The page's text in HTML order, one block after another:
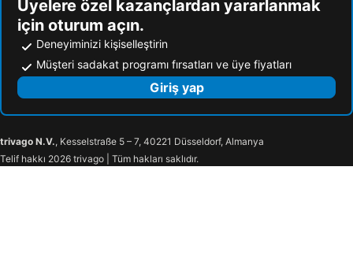
Üyelere özel kazançlardan yararlanmak
için oturum açın.
Deneyiminizi kişiselleştirin
Müşteri sadakat programı fırsatları ve üye fiyatları
Giriş yap
trivago N.V., Kesselstraße 5 – 7, 40221 Düsseldorf, Almanya
Telif hakkı 2026 trivago | Tüm hakları saklıdır.